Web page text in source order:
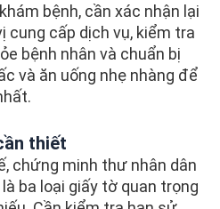
bệnh, cần xác nhận lại
cung cấp dịch vụ, kiểm tra
bệnh nhân và chuẩn bị
và ăn uống nhẹ nhàng để
thiết
chứng minh thư nhân dân
ba loại giấy tờ quan trọng